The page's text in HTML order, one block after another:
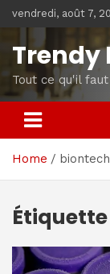
to
content
vendredi, août 7,
Trendy
Tout ce qu'il
Home biontech
Étiquette